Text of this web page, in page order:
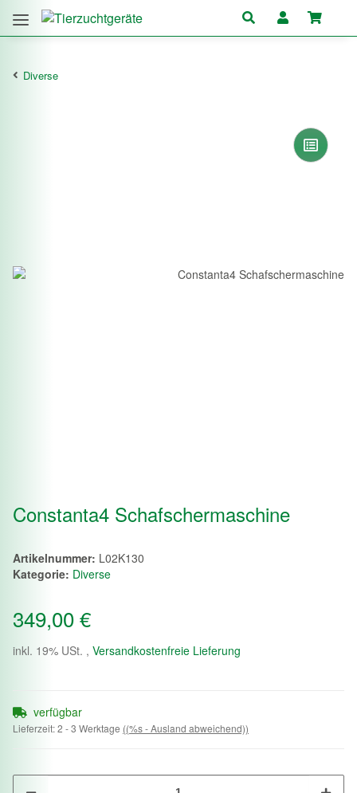
Diverse
Constanta4 Schafschermaschine
Artikelnummer: L02K130
Kategorie: Diverse
349,00 €
inkl. 19% USt. , Versandkostenfreie Lieferung
verfügbar
Lieferzeit:2 - 3 Werktage ((%s - Ausland abweichend))